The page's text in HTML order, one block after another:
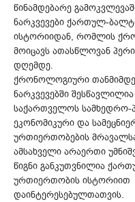
წინამდებარე
ნარკვევები ქართულ-
ისტორიიდან, რომლის
მოიცავს ათასწლოვან
დღემდე.
ქრონოლოგიური
ნარკვევებში
საქართველოს სამხედრო-
ეკონომიკური და
ურთიერთობების
ამსახველი არაერთი
წიგნი განკუთვნილია
ურთიერთობის ისტორიით
დაინტერესებულთათვის.